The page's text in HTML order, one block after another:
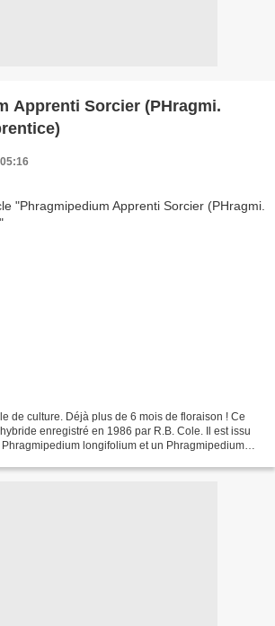
Apprenti Sorcier (PHragmi.
de culture. Déjà plus de 6 mois de floraison ! Ce
enregistré en 1986 par R.B. Cole. Il est issu
longifolium et un Phragmipedium